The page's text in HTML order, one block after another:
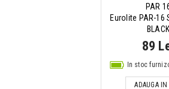
PAR
Eurolite PAR-16
BLACK
89
In stoc
ADAUGA IN